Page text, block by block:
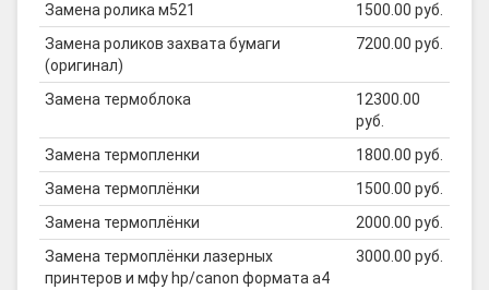
Замена ролика м521
1500.00 руб.
Замена роликов захвата бумаги
(оригинал)
7200.00 руб.
Замена термоблока
12300.00
руб.
Замена термопленки
1800.00 руб.
Замена термоплёнки
1500.00 руб.
Замена термоплёнки
2000.00 руб.
Замена термоплёнки лазерных
принтеров и мфу hp/canon формата а4
3000.00 руб.